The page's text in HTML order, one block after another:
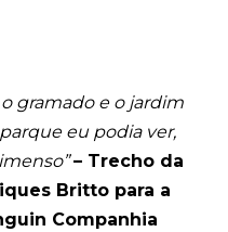
gramado e o jardim
eu podia ver,
– Trecho da
Britto para a
Companhia